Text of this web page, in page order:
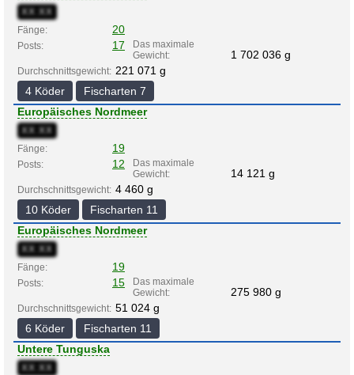
XX:XX
Fänge:
20
Posts: 17
Das maximale
Gewicht:
1 702 036 g
Durchschnittsgewicht: 221 071 g
4 Köder
Fischarten 7
Europäisches Nordmeer
XX:XX
Fänge:
19
Posts: 12
Das maximale
Gewicht:
14 121 g
Durchschnittsgewicht: 4 460 g
10 Köder
Fischarten 11
Europäisches Nordmeer
XX:XX
Fänge:
19
Posts: 15
Das maximale
Gewicht:
275 980 g
Durchschnittsgewicht: 51 024 g
6 Köder
Fischarten 11
Untere Tunguska
XX:XX